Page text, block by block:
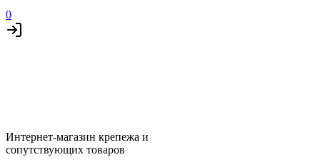
0
Интернет-магазин крепежа и
сопутствующих товаров